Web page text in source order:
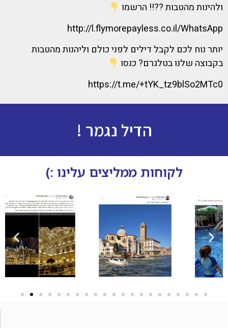
ולהינות מהטבות ??!! הרשמו
http://l.flymorepayless.co.il/WhatsApp
יותר נוח לכם לקבל דילים לפני כולם וליהנות מהטבות
בקבוצה שלנו בטלגרם? כנסו
https://t.me/+tYK_tz9blSo2MTc0
הדיל נגמר !
לקוחות ממליצים עלינו :)